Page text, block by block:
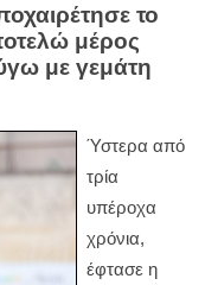
το
μέρος
με γεμάτη
Ύστερα από
τρία
υπέροχα
χρόνια,
έφτασε η